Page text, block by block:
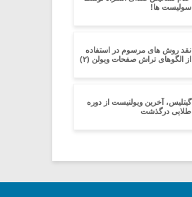
سولیست ها!
نقد روش های مرسوم در استفاده
از الگوهای تراش صفحات ویولن (۲)
گیتلیس، آخرین ویولنیست از دوره
طلایی درگذشت